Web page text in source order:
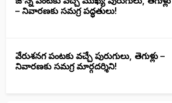
– నివారణకు సమగ్ర పద్ధతులు!
వేరుశనగ పంటకు వచ్చే పురుగులు, తెగుళ్లు –
నివారణకు సమగ్ర మార్గదర్శిని!